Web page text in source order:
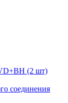
(2 шт)
соединения